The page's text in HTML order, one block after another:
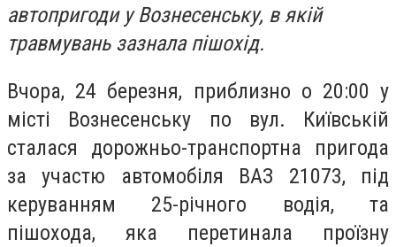
автопригоди у Вознесенську, в якій
травмувань зазнала пішохід.
Вчора, 24 березня, приблизно о 20:00 у
місті Вознесенську по вул. Київській
сталася дорожньо-транспортна пригода
за участю автомобіля ВАЗ 21073, під
керуванням 25-річного водія, та
пішохода, яка перетинала проїзну